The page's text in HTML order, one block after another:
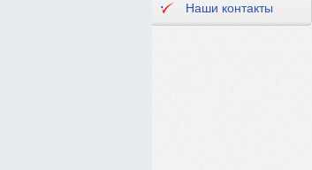
Наши контакты